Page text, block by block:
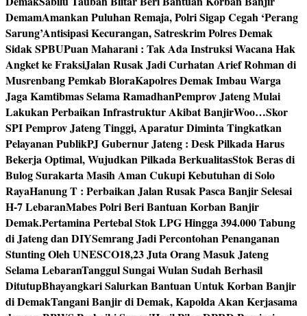
DemamAmankan Puluhan Remaja, Polri Sigap Cegah ‘Perang
Sarung’Antisipasi Kecurangan, Satreskrim Polres Demak
Sidak SPBUPuan Maharani : Tak Ada Instruksi Wacana Hak
Angket ke FraksiJalan Rusak Jadi Curhatan Arief Rohman di
Musrenbang Pemkab BloraKapolres Demak Imbau Warga
Jaga Kamtibmas Selama RamadhanPemprov Jateng Mulai
Lakukan Perbaikan Infrastruktur Akibat BanjirWoo…Skor
SPI Pemprov Jateng Tinggi, Aparatur Diminta Tingkatkan
Pelayanan PublikPJ Gubernur Jateng : Desk Pilkada Harus
Bekerja Optimal, Wujudkan Pilkada BerkualitasStok Beras di
Bulog Surakarta Masih Aman Cukupi Kebutuhan di Solo
RayaHanung T : Perbaikan Jalan Rusak Pasca Banjir Selesai
H-7 LebaranMabes Polri Beri Bantuan Korban Banjir
Demak.Pertamina Pertebal Stok LPG Hingga 394.000 Tabung
di Jateng dan DIYSemrang Jadi Percontohan Penanganan
Stunting Oleh UNESCO18,23 Juta Orang Masuk Jateng
Selama LebaranTanggul Sungai Wulan Sudah Berhasil
DitutupBhayangkari Salurkan Bantuan Untuk Korban Banjir
di DemakTangani Banjir di Demak, Kapolda Akan Kerjasama